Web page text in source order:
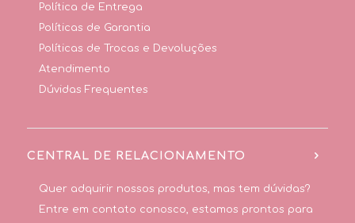
Política de Entrega
Políticas de Garantia
Políticas de Trocas e Devoluções
Atendimento
Dúvidas Frequentes
CENTRAL DE RELACIONAMENTO
Quer adquirir nossos produtos, mas tem dúvidas?
Entre em contato conosco, estamos prontos para